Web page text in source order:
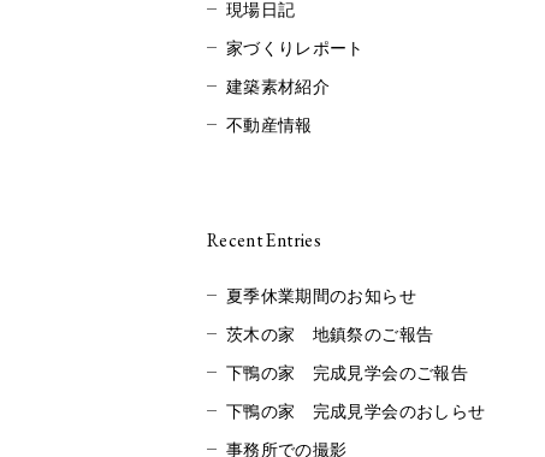
現場日記
家づくりレポート
建築素材紹介
不動産情報
Recent Entries
夏季休業期間のお知らせ
茨木の家 地鎮祭のご報告
下鴨の家 完成見学会のご報告
下鴨の家 完成見学会のおしらせ
事務所での撮影